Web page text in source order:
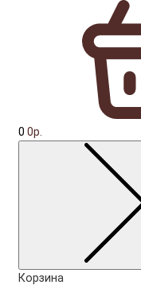
0 0р.
Корзина